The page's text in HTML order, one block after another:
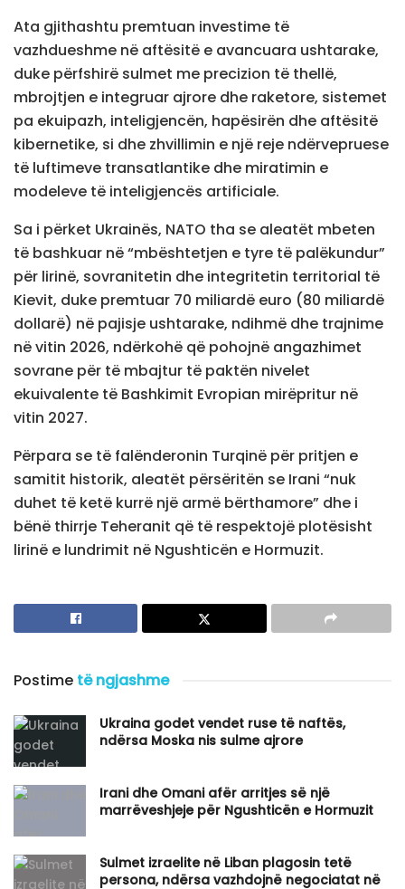
Ata gjithashtu premtuan investime të
vazhdueshme në aftësitë e avancuara ushtarake,
duke përfshirë sulmet me precizion të thellë,
mbrojtjen e integruar ajrore dhe raketore, sistemet
pa ekuipazh, inteligjencën, hapësirën dhe aftësitë
kibernetike, si dhe zhvillimin e një reje ndërvepruese
të luftimeve transatlantike dhe miratimin e
modeleve të inteligjencës artificiale.
Sa i përket Ukrainës, NATO tha se aleatët mbeten
të bashkuar në “mbështetjen e tyre të palëkundur”
për lirinë, sovranitetin dhe integritetin territorial të
Kievit, duke premtuar 70 miliardë euro (80 miliardë
dollarë) në pajisje ushtarake, ndihmë dhe trajnime
në vitin 2026, ndërkohë që pohojnë angazhimet
sovrane për të mbajtur të paktën nivelet
ekuivalente të Bashkimit Evropian mirëpritur në
vitin 2027.
Përpara se të falënderonin Turqinë për pritjen e
samitit historik, aleatët përsëritën se Irani “nuk
duhet të ketë kurrë një armë bërthamore” dhe i
bënë thirrje Teheranit që të respektojë plotësisht
lirinë e lundrimit në Ngushticën e Hormuzit.
Postime të ngjashme
Ukraina godet vendet ruse të naftës,
ndërsa Moska nis sulme ajrore
Irani dhe Omani afër arritjes së një
marrëveshjeje për Ngushticën e Hormuzit
Sulmet izraelite në Liban plagosin tetë
persona, ndërsa vazhdojnë negociatat në